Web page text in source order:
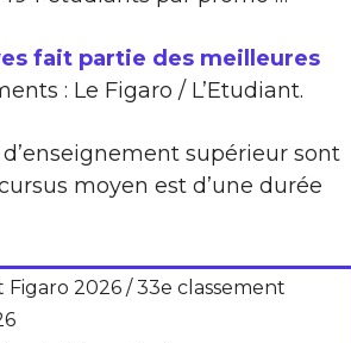
fait partie des meilleures
: Le Figaro / L’Etudiant.
supérieur sont
moyen est d’une durée
Figaro 2026 / 33e classement